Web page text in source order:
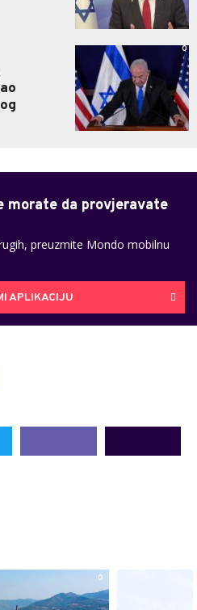
0
morate da provjeravate
preuzmite Mondo mobilnu
APLIKACIJU
0